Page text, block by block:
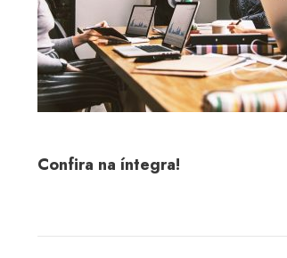
Confira na íntegra!